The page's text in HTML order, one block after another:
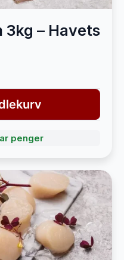
3kg – Havets
penger